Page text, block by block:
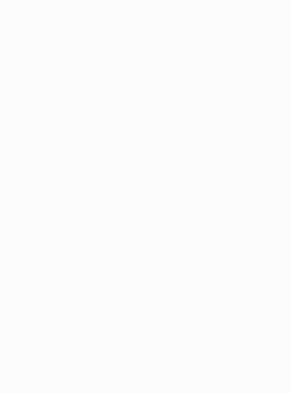
běžný chod
kanceláří je důležitá i